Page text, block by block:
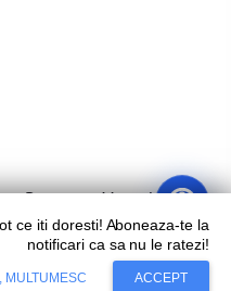
în coș
SRL. Centrul Logistic
160 - 174, Sector 3,
ce iti doresti! Aboneaza-te la
notificari ca sa nu le ratezi!
MULTUMESC ACCEPT